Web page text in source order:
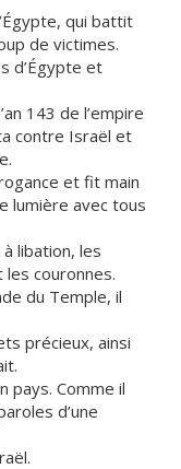
qui battit
de victimes.
d’Égypte et
143 de l’empire
contre Israël et
et fit main
lumière avec tous
libation, les
les couronnes.
du Temple, il
précieux, ainsi
pays. Comme il
d’une